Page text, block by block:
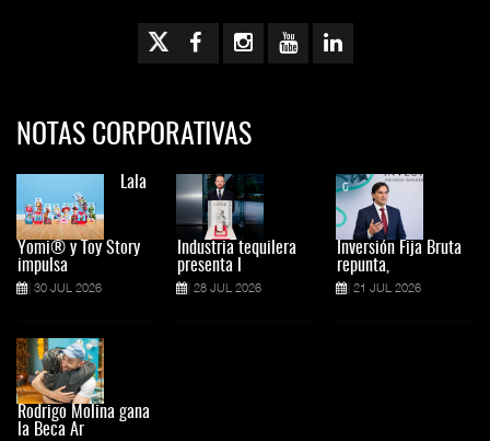
NOTAS CORPORATIVAS
Lala
Yomi® y Toy Story
impulsa
30 JUL 2026
Rodrigo Molina gana
la Beca Ar
Industria tequilera
presenta l
28 JUL 2026
Inversión Fija Bruta
repunta,
21 JUL 2026